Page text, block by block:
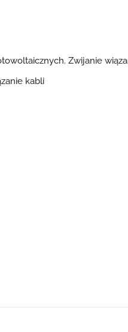
, Zwijanie
kabli